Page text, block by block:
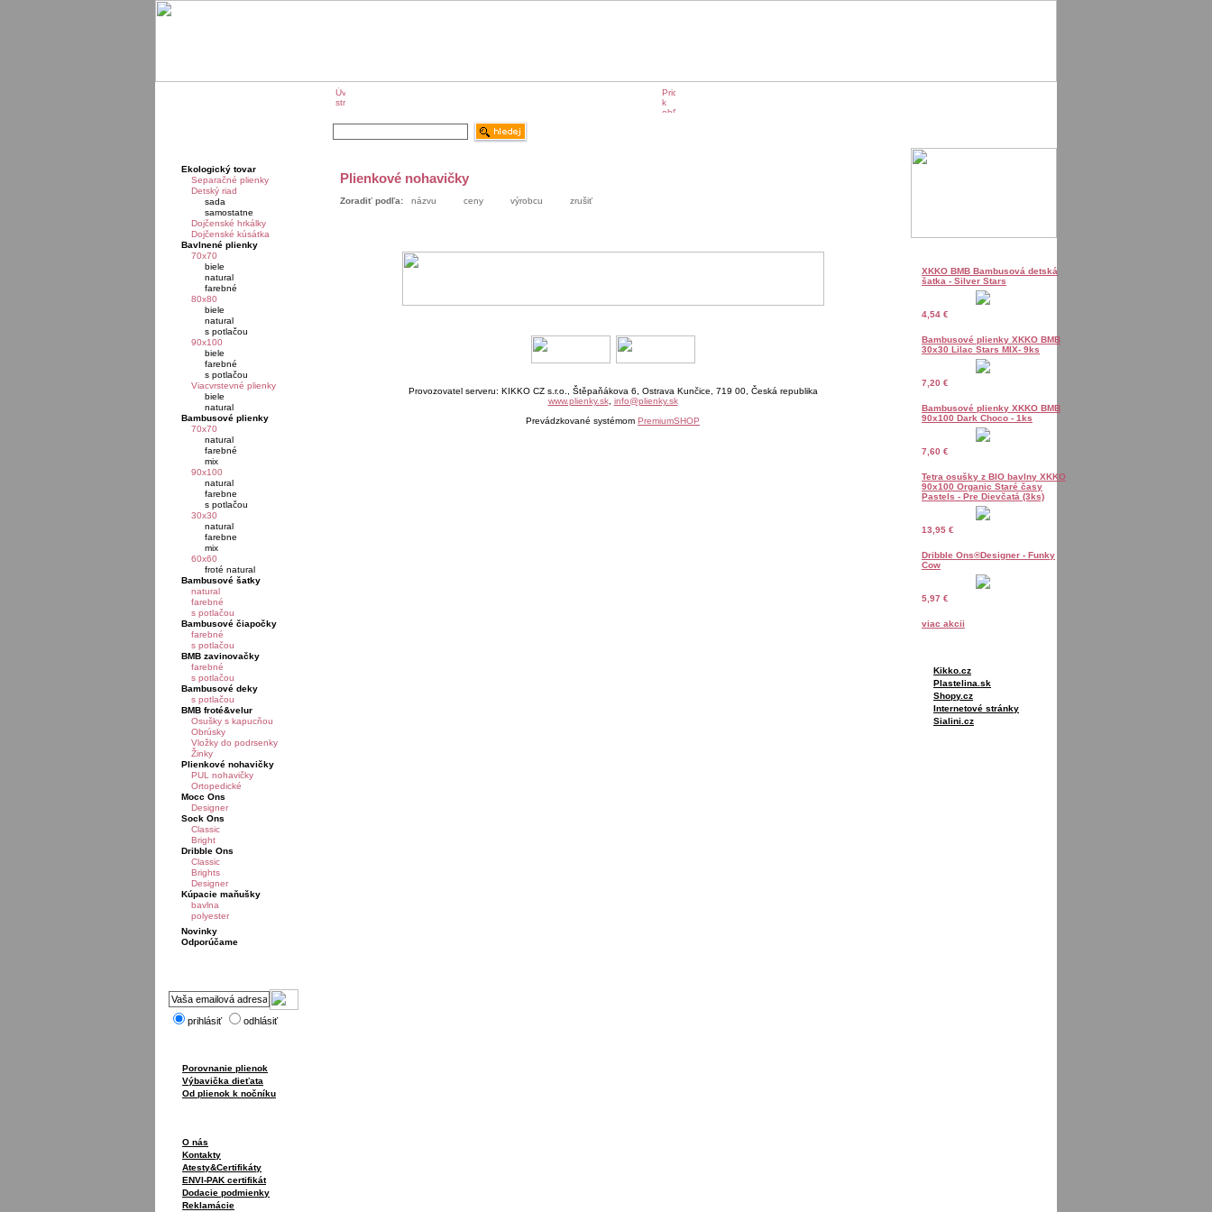
Ekologický tovar
Separačné plienky
Detský riad
sada
samostatne
Dojčenské hrkálky
Dojčenské kúsátka
Bavlnené plienky
70x70
biele
natural
farebné
80x80
biele
natural
s potlačou
90x100
biele
farebné
s potlačou
Viacvrstevné plienky
biele
natural
Bambusové plienky
70x70
natural
farebné
mix
90x100
natural
farebne
s potlačou
30x30
natural
farebne
mix
60x60
froté natural
Bambusové šatky
natural
farebné
s potlačou
Bambusové čiapočky
farebné
s potlačou
BMB zavinovačky
farebné
s potlačou
Bambusové deky
s potlačou
BMB froté&velur
Osušky s kapucňou
Obrúsky
Vložky do podrsenky
Žinky
Plienkové nohavičky
PUL nohavičky
Ortopedické
Mocc Ons
Designer
Sock Ons
Classic
Bright
Dribble Ons
Classic
Brights
Designer
Kúpacie maňušky
bavlna
polyester
Novinky
Odporúčame
prihlásiť odhlásiť
Porovnanie plienok
Výbavička dieťata
Od plienok k nočníku
O nás
Kontakty
Atesty&Certifikáty
ENVI-PAK certifikát
Dodacie podmienky
Reklamácie
XKKO BMB Bambusová detská
šatka - Silver Stars
4,54 €
Bambusové plienky XKKO BMB
30x30 Lilac Stars MIX- 9ks
7,20 €
Bambusové plienky XKKO BMB
90x100 Dark Choco - 1ks
7,60 €
Tetra osušky z BIO bavlny XKKO
90x100 Organic Staré časy
Pastels - Pre Dievčatá (3ks)
13,95 €
Dribble Ons®Designer - Funky
Cow
5,97 €
viac akcii
Kikko.cz
Plastelina.sk
Shopy.cz
Internetové stránky
Sialini.cz
Plienkové nohavičky
Zoradiť podľa: názvu ceny výrobcu zrušiť
Provozovatel serveru: KIKKO CZ s.r.o., Štěpaňákova 6, Ostrava Kunčice, 719 00, Česká republika
www.plienky.sk, info@plienky.sk
Prevádzkované systémom PremiumSHOP